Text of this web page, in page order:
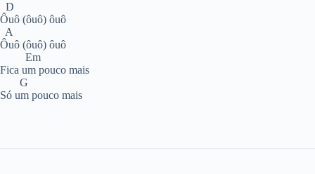
D
Ôuô (ôuô) ôuô
A
Ôuô (ôuô) ôuô
Em
Fica um pouco mais
G
Só um pouco mais